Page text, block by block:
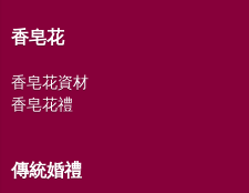
香皂花
香皂花資材
香皂花禮
傳統婚禮